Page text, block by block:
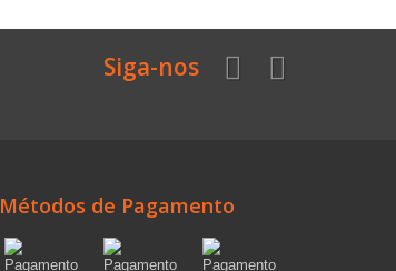
Siga-nos
Métodos de Pagamento